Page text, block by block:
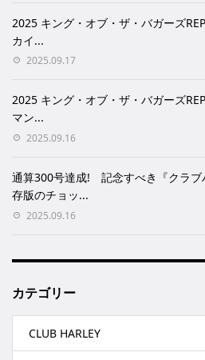
2025 キング・オブ・ザ・バガーズ
カイ...
2025.09.17
2025 キング・オブ・ザ・バガーズ
マン...
2025.09.16
通算300号達成! 記念すべき『クラブ
存版のチョッ...
2025.09.16
カテゴリー
CLUB HARLEY